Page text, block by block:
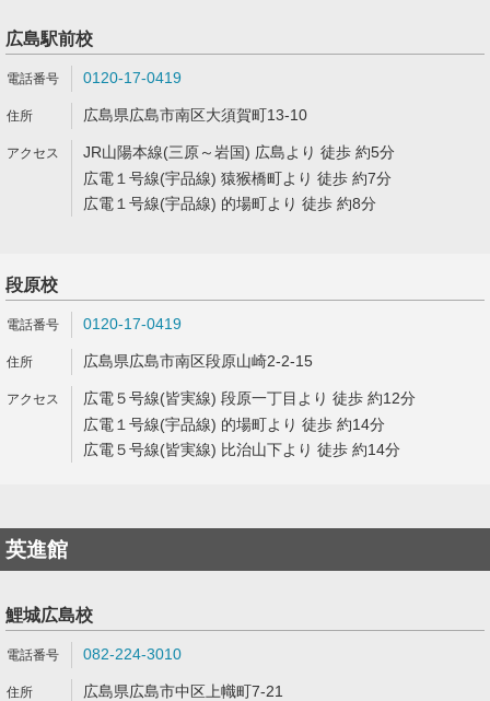
広島駅前校
0120-17-0419
広島県広島市南区大須賀町13-10
JR山陽本線(三原～岩国) 広島より 徒歩 約5分
広電１号線(宇品線) 猿猴橋町より 徒歩 約7分
広電１号線(宇品線) 的場町より 徒歩 約8分
段原校
0120-17-0419
広島県広島市南区段原山崎2-2-15
広電５号線(皆実線) 段原一丁目より 徒歩 約12分
広電１号線(宇品線) 的場町より 徒歩 約14分
広電５号線(皆実線) 比治山下より 徒歩 約14分
英進館
鯉城広島校
082-224-3010
広島県広島市中区上幟町7-21